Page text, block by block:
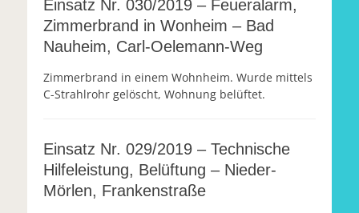
Einsatz Nr. 030/2019 – Feueralarm,
Zimmerbrand in Wonheim – Bad
Nauheim, Carl-Oelemann-Weg
Zimmerbrand in einem Wohnheim. Wurde mittels
C-Strahlrohr gelöscht, Wohnung belüftet.
Einsatz Nr. 029/2019 – Technische
Hilfeleistung, Belüftung – Nieder-
Mörlen, Frankenstraße